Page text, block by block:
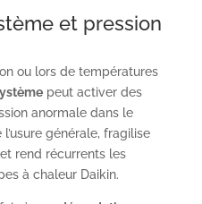
et pression
ou lors de températures
peut activer des
anormale dans le
générale, fragilise
rend récurrents les
à chaleur Daikin.